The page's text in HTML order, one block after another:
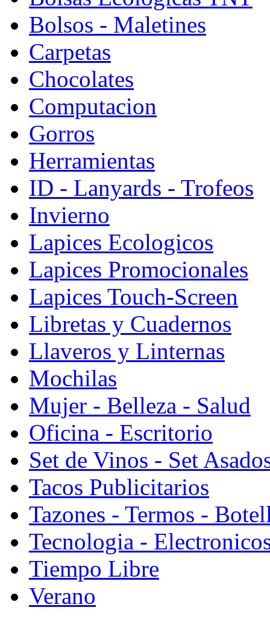
Bolsos - Maletines
Carpetas
Chocolates
Computacion
Gorros
Herramientas
ID - Lanyards - Trofeos
Invierno
Lapices Ecologicos
Lapices Promocionales
Lapices Touch-Screen
Libretas y Cuadernos
Llaveros y Linternas
Mochilas
Mujer - Belleza - Salud
Oficina - Escritorio
Set de Vinos - Set
Tacos Publicitarios
Tazones - Termos -
Tecnologia -
Tiempo Libre
Verano